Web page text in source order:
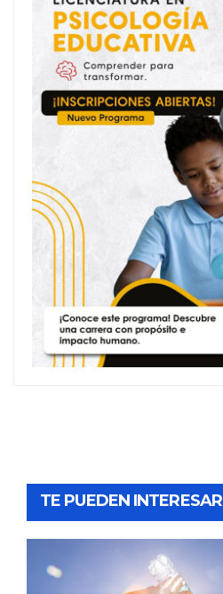
TE PUEDEN INTERESAR